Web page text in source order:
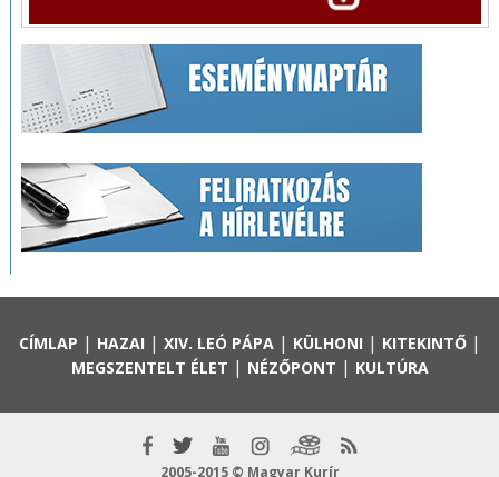
CÍMLAP | HAZAI | XIV. LEÓ PÁPA| KÜLHONI | KITEKINTŐ|
MEGSZENTELT ÉLET | NÉZŐPONT | KULTÚRA
2005-2015 © Magyar Kurír